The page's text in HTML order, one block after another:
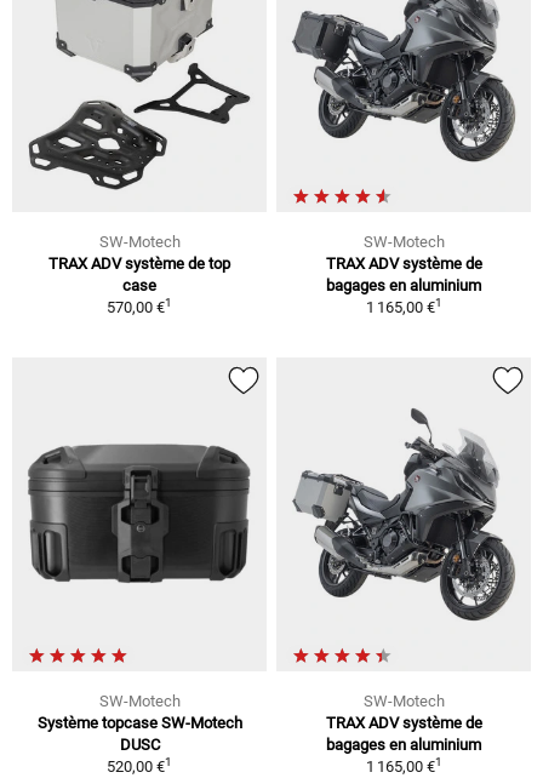
SW-Motech
TRAX ADV système de top
case
570,00 €1
SW-Motech
TRAX ADV système de
bagages en aluminium
1 165,00 €1
SW-Motech
Système topcase SW-Motech
DUSC
520,00 €1
SW-Motech
TRAX ADV système de
bagages en aluminium
1 165,00 €1